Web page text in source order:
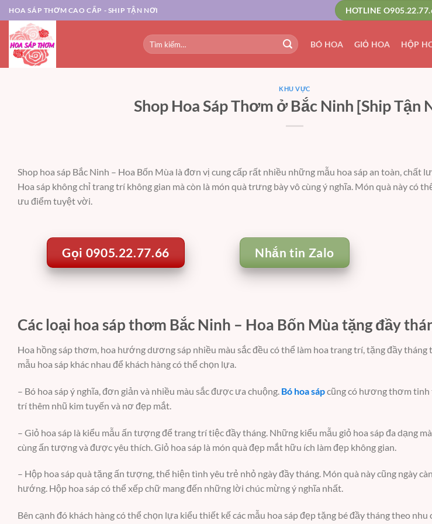
Chuyển
đến
nội
dung
HOA SÁP THƠM CAO CẤP - SHIP TẬN NƠI HOTLINE
Tìm
kiếm:
BÓ HOA GIỎ HOA HỘP
KHU VỰC
Shop Hoa Sáp Thơm ở Bắc Ninh [Ship Tận
Shop hoa sáp Bắc Ninh – Hoa Bốn Mùa là đơn vị cung cấp rất nhiều những mẫu hoa sáp an toàn, chất
Hoa sáp không chỉ trang trí không gian mà còn là món quà trưng bày vô cùng ý nghĩa. Món quà này có
ưu điểm tuyệt vời.
Gọi 0905.22.77.66 Nhắn tin Zalo
Các loại hoa sáp thơm Bắc Ninh – Hoa Bốn Mùa tặng đầy
Hoa hồng sáp thơm, hoa hướng dương sáp nhiều màu sắc đều có thể làm hoa trang trí, tặng đầy
mẫu hoa sáp khác nhau để khách hàng có thể chọn lựa.
– Bó hoa sáp ý nghĩa, đơn giản và nhiều màu sắc được ưa chuộng. Bó hoa sápcũng có hương thơm
trí thêm nhũ kim tuyến và nơ đẹp mắt.
– Giỏ hoa sáp là kiểu mẫu ấn tượng để trang trí tiệc đầy tháng. Những kiểu mẫu giỏ hoa sáp đa dạng
cùng ấn tượng và được yêu thích. Giỏ hoa sáp là món quà đẹp mắt hữu ích làm đẹp không gian.
– Hộp hoa sáp quà tặng ấn tượng, thể hiện tình yêu trẻ nhỏ ngày đầy tháng. Món quà này cũng ngày
hướng. Hộp hoa sáp có thể xếp chữ mang đến những lời chúc mừng ý nghĩa nhất.
Bên cạnh đó khách hàng có thể chọn lựa kiểu thiết kế các mẫu hoa sáp đẹp tặng bé đầy tháng theo